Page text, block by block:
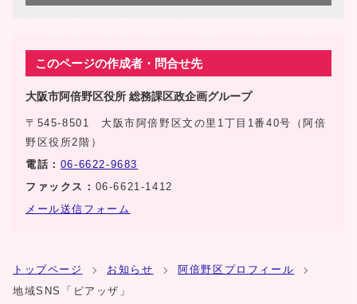
このページの作成者・問合せ先
大阪市阿倍野区役所 総務課区政企画グループ
〒545-8501 大阪市阿倍野区文の里1丁目1番40号（阿倍
野区役所2階）
電話： 06-6622-9683
ファックス： 06-6621-1412
メール送信フォーム
トップページ お知らせ
阿倍野区プロフィール
地域SNS「ピアッザ」